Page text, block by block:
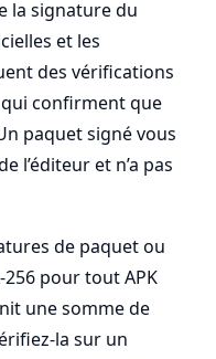
la signature du
et les
des vérifications
confirment que
paquet signé vous
l’éditeur et n’a pas
de paquet ou
pour tout APK
une somme de
la sur un